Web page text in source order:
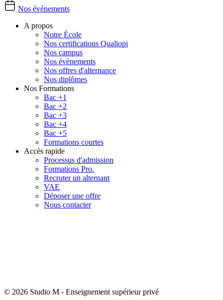
Nos événements
A propos
Notre École
Nos certifications Qualiopi
Nos campus
Nos évènements
Nos offres d'alternance
Nos diplômes
Nos Formations
Bac +1
Bac +2
Bac +3
Bac +4
Bac +5
Formations courtes
Accès rapide
Processus d'admission
Formations Pro.
Recruter un alternant
VAE
Déposer une offre
Nous contacter
© 2026 Studio M - Enseignement supérieur privé